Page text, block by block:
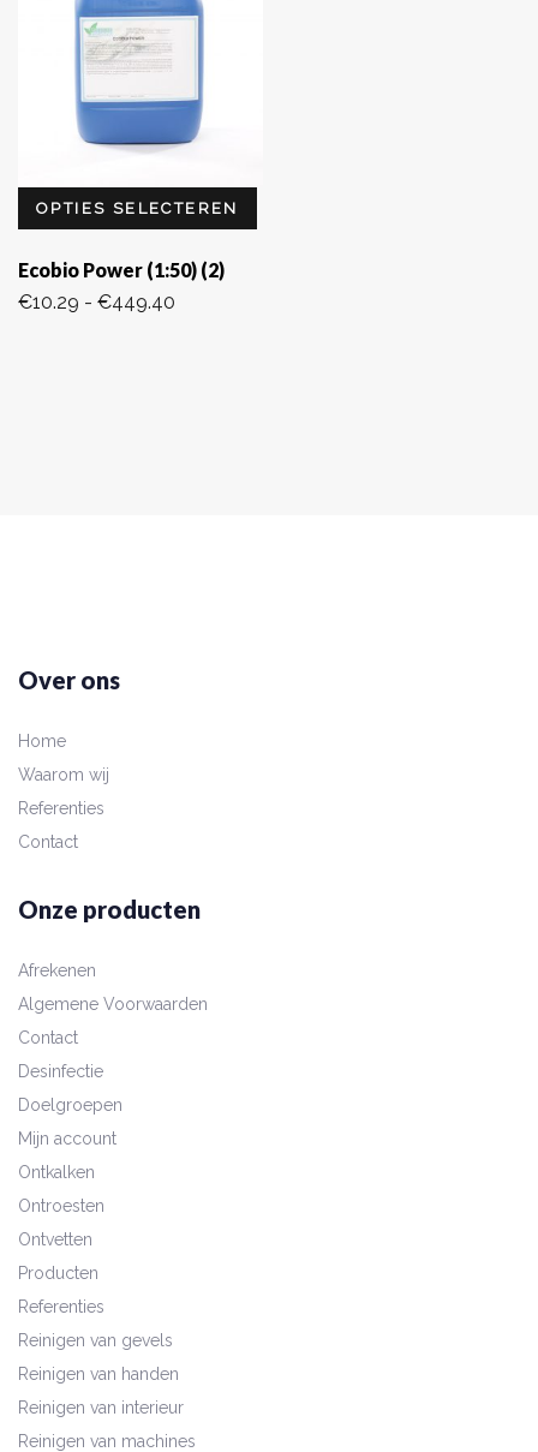
OPTIES SELECTEREN
Ecobio Power (1:50) (2)
€10.29 - €449.40
Prijsklasse:
Over ons
Home
Waarom wij
Referenties
Contact
Onze producten
Afrekenen
Algemene Voorwaarden
Contact
Desinfectie
Doelgroepen
Mijn account
Ontkalken
Ontroesten
Ontvetten
Producten
Referenties
Reinigen van gevels
Reinigen van handen
Reinigen van interieur
Reinigen van machines